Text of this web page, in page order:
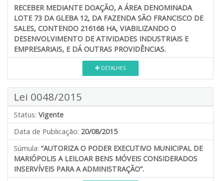
RECEBER MEDIANTE DOAÇÃO, A ÁREA DENOMINADA
LOTE 73 DA GLEBA 12, DA FAZENDA SÃO FRANCISCO DE
SALES, CONTENDO 216168 HA, VIABILIZANDO O
DESENVOLVIMENTO DE ATIVIDADES INDUSTRIAIS E
EMPRESARIAIS, E DÁ OUTRAS PROVIDÊNCIAS.
DETALHES
Lei 0048/2015
Status: Vigente
Data de Publicação: 20/08/2015
Súmula: “AUTORIZA O PODER EXECUTIVO MUNICIPAL DE
MARIÓPOLIS A LEILOAR BENS MÓVEIS CONSIDERADOS
INSERVÍVEIS PARA A ADMINISTRAÇÃO”.